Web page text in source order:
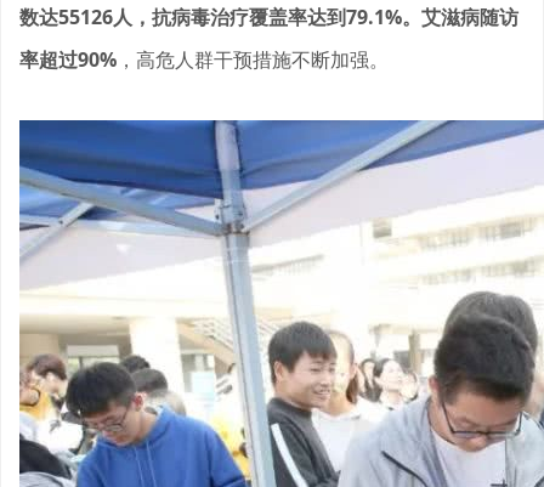
数达55126人，抗病毒治疗覆盖率达到79.1%。艾滋病随访
率超过90% ，高危人群干预措施不断加强。